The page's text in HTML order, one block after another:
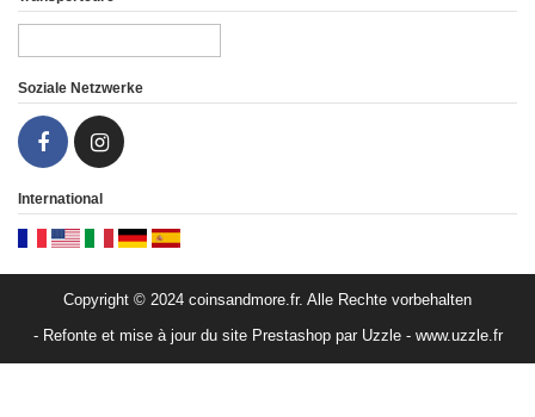
Soziale Netzwerke
International
Copyright © 2024 coinsandmore.fr. Alle Rechte vorbehalten
- Refonte et mise à jour du site Prestashop par Uzzle - www.uzzle.fr